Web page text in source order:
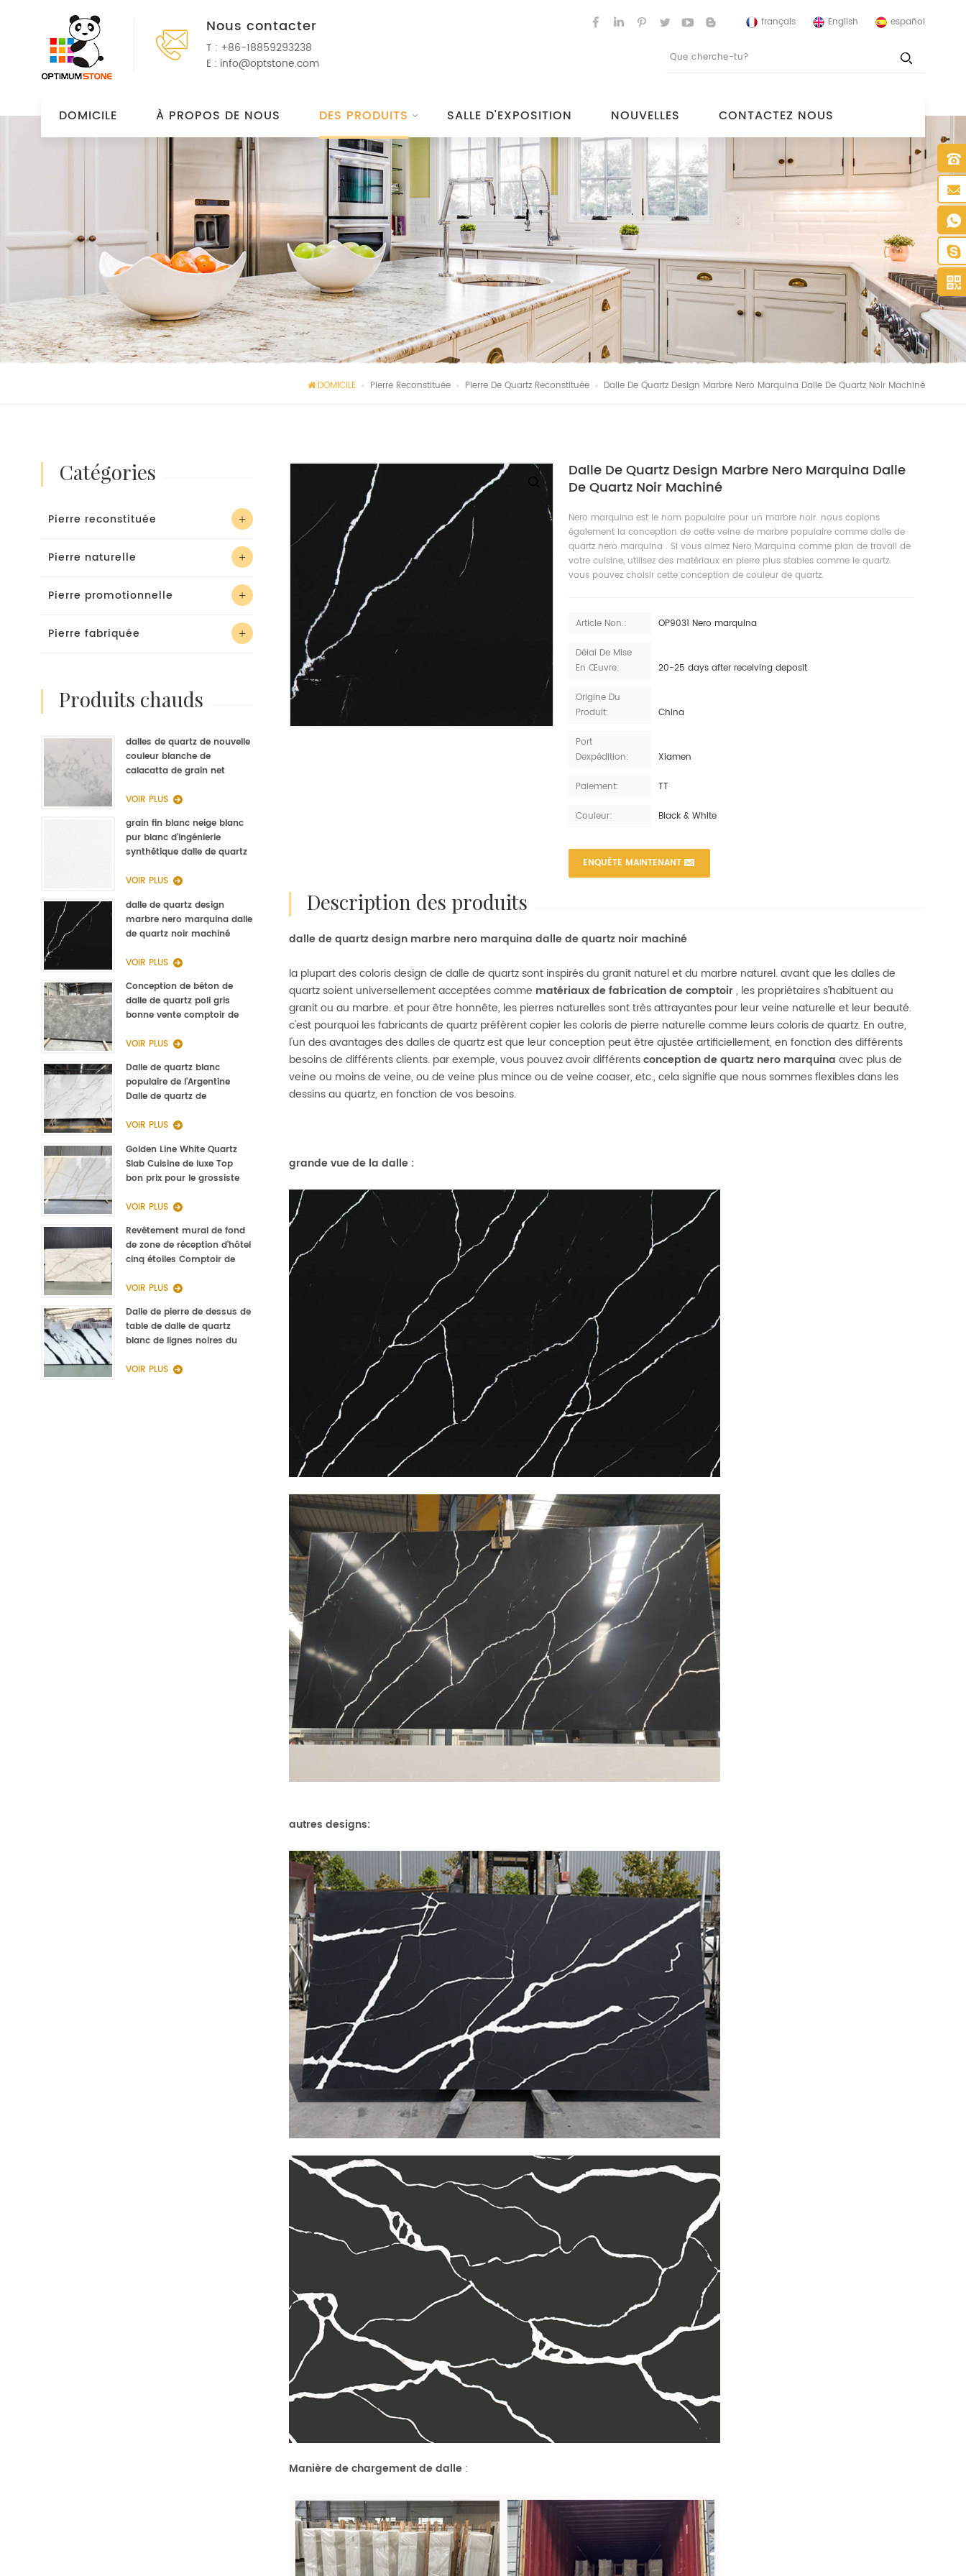
Nous contacter
T : +86-18859293238
E : info@optstone.com
français English español
DOMICILE À PROPOS DE NOUS DES PRODUITS SALLE D'EXPOSITION NOUVELLES CONTACTEZ NOUS
DOMICILE Pierre Reconstituée Pierre De Quartz Reconstituée Dalle De Quartz Design Marbre Nero Marquina Dalle De Quartz Noir Machiné
Dalle De Quartz Design Marbre Nero Marquina Dalle
De Quartz Noir Machiné
Nero marquina est le nom populaire pour un marbre noir. nous copions
également la conception de cette veine de marbre populaire comme dalle de
quartz nero marquina . Si vous aimez Nero Marquina comme plan de travail de
votre cuisine, utilisez des matériaux en pierre plus stables comme le quartz.
vous pouvez choisir cette conception de couleur de quartz.
Article Non.: OP9031 Nero marquina
Délai De Mise
En Œuvre:
20-25 days after receiving deposit
Origine Du
Produit:
China
Port
Dexpédition:
Xiamen
Paiement: TT
Couleur: Black & White
ENQUÊTE MAINTENANT
description des produits
dalle de quartz design marbre nero marquina dalle de quartz noir machiné
la plupart des coloris design de dalle de quartz sont inspirés du granit naturel et du marbre naturel. avant que les dalles de
quartz soient universellement acceptées comme matériaux de fabrication de comptoir, les propriétaires s’habituent au
granit ou au marbre. et pour être honnête, les pierres naturelles sont très attrayantes pour leur veine naturelle et leur beauté.
c'est pourquoi les fabricants de quartz préfèrent copier les coloris de pierre naturelle comme leurs coloris de quartz. En outre,
l'un des avantages des dalles de quartz est que leur conception peut être ajustée artificiellement, en fonction des différents
besoins de différents clients. par exemple, vous pouvez avoir différentsconception de quartz nero marquina avec plus de
veine ou moins de veine, ou de veine plus mince ou de veine coaser, etc., cela signifie que nous sommes flexibles dans les
dessins au quartz, en fonction de vos besoins.
grande vue de la dalle :
autres designs:
Manière de chargement de dalle :
catégories
Pierre reconstituée
Pierre naturelle
Pierre promotionnelle
Pierre fabriquée
produits chauds
dalles de quartz de nouvelle
couleur blanche de
calacatta de grain net
de quartz de cuisine
VOIR PLUS
grain fin blanc neige blanc
pur blanc d'ingénierie
synthétique dalle de quartz
VOIR PLUS
dalle de quartz design
marbre nero marquina dalle
de quartz noir machiné
VOIR PLUS
Conception de béton de
dalle de quartz poli gris
bonne vente comptoir de
VOIR PLUS
Dalle de quartz blanc
populaire de l'Argentine
Dalle de quartz de
3000 * 1400 * 20mm
VOIR PLUS
Golden Line White Quartz
Slab Cuisine de luxe Top
bon prix pour le grossiste
VOIR PLUS
Revêtement mural de fond
de zone de réception d'hôtel
cinq étoiles Comptoir de
VOIR PLUS
Dalle de pierre de dessus de
table de dalle de quartz
blanc de lignes noires du
VOIR PLUS